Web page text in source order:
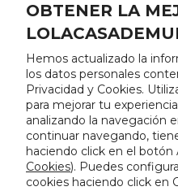
OBTENER LA
Hemos actualizado la
los datos personales
Privacidad y Cookies.
para mejorar tu
analizando la navegación
continuar navegando,
haciendo click en el botón
Cookies). Puedes
cookies haciendo click en